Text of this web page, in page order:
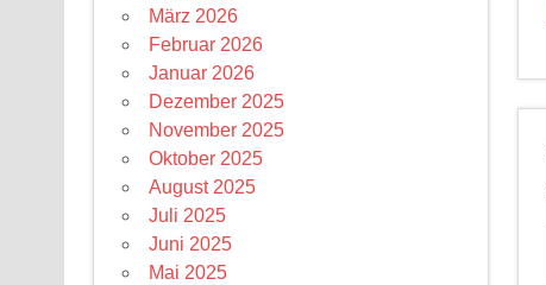
März 2026
Februar 2026
Januar 2026
Dezember 2025
November 2025
Oktober 2025
August 2025
Juli 2025
Juni 2025
Mai 2025